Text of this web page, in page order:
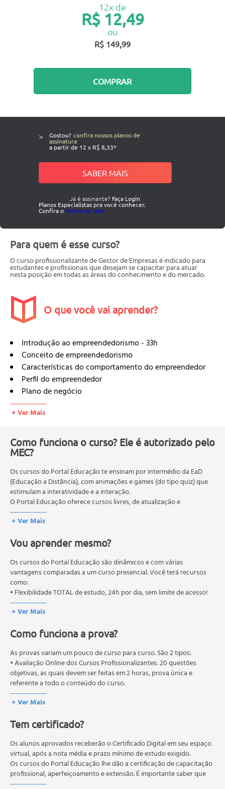
R$ 149,99
12x de
R$ 12,49
ou
COMPRAR
> Gostou? confira nossos planos de
assinatura
a partir de 12 x R$ 8,33*
SABER MAIS
Já é assinante? Faça Login
Planos Especialistas pra você conhecer.
Confira oTermo de Uso.
Para quem é esse curso?
O curso profissionalizante de Gestor de Empresas é indicado para
estudantes e profissionais que desejam se capacitar para atuar
nesta posição em todas as áreas do conhecimento e do mercado.
O que você vai aprender?
Introdução ao empreendedorismo - 33h
Conceito de empreendedorismo
Características do comportamento do empreendedor
Perfil do empreendedor
Plano de negócio
Aspectos Importantes para Encontrar o Sócio Ideal
Como Iniciar seu Próprio Negócio - 4h
Primeiros passos para abrir um negócio próprio
Desafios e Oportunidades do Negócio Próprio
empreendedorismo
O perfil do empreendedor
Estrutura do Plano de Negócios
Desenvolvimento do Plano de Negócios. Marketing
Estratégico - 72hIntrodução ao marketing
Conceitos de marketing
Os Diversos "marketing"
Marketing-mix
Objetivos básicos do marketing
O que é e o que não é marketing
Análises de marketing
Pesquisa mercadológica
Organizacional por Processos
Barreiras e Facilitadores do Conhecimento Empresarial
Alternativas de Alavancagem da Aprendizagem
Organizacional
Desafios Éticos nas Organizações
O Planejamento Estratégico em Tempos de
Hipermodernidade
Tendências Econômicas Recentes
Contabilidade para Micro e Pequenos Empresários - 65h
Visão da Contabilidade como um sistema de
informações
Objetivos da Contabilidade
+ Ver Mais
Como funciona o curso? Ele é autorizado pelo
MEC?
Os cursos do Portal Educação te ensinam por intermédio da EaD
(Educação a Distância), com animações e games (do tipo quiz) que
estimulam a interatividade e a interação.
O Portal Educação oferece cursos livres, de atualização e
qualificação profissional. São destinados a proporcionar ao
profissional conhecimentos que permitam o desenvolvimento de
O MEC (Ministério da Educação), trata da política nacional de
educação em geral, mas autoriza apenas cursos de graduação e
pós-graduação. Os cursos técnicos e profissionalizantes são
autorizados pelas Secretarias Estaduais de Educação.
+ Ver Mais
Vou aprender mesmo?
Os cursos do Portal Educação são dinâmicos e com várias
vantagens comparadas a um curso presencial. Você terá recursos
como:
• Flexibilidade TOTAL de estudo, 24h por dia, sem limite de acesso!
+ Ver Mais
Como funciona a prova?
As provas variam um pouco de curso para curso. São 2 tipos:
• Avaliação Online dos Cursos Profissionalizantes: 20 questões
objetivas, as quais devem ser feitas em 2 horas, prova única e
referente a todo o conteúdo do curso.
• Avaliação Online dos Cursos Livres: 10 questões objetivas, as quais
devem ser feitas em 1 hora, prova única e referente a todo o
Os estudos, atividades e avaliações devem ser feitos dentro do
A média final deve ser igual ou superior a 60%para a conclusão e
recebimento do certificado digital do curso. Em caso de reprovação,
o aluno poderá realizar novamente a prova dentro do período do
curso quantas vezes desejar. Os cursos gratuitos não possuem nova
prova, atividades reflexivas e descritivas.
+ Ver Mais
Tem certificado?
Os alunos aprovados receberão o Certificado Digital em seu espaço
virtual, após a nota média e prazo mínimo de estudo exigido.
Os cursos do Portal Educação lhe dão a certificação de capacitação
profissional, aperfeiçoamento e extensão. É importante saber que
esses títulos não se equivalem às certificações de cursos técnicos ou